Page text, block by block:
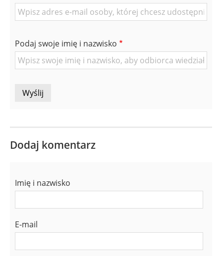
E-
znajomej
Osoby
Podaj swoje imię i nazwisko
Dodaj komentarz
Imię i nazwisko
E-mail